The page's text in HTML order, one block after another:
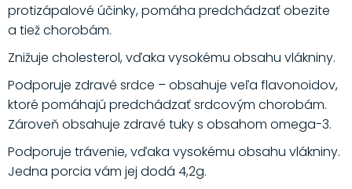
protizápalové účinky, pomáha predchádzať obezite
a tiež chorobám.
Znižuje cholesterol, vďaka vysokému obsahu vlákniny.
Podporuje zdravé srdce – obsahuje veľa flavonoidov,
ktoré pomáhajú predchádzať srdcovým chorobám.
Zároveň obsahuje zdravé tuky s obsahom omega-3.
Podporuje trávenie, vďaka vysokému obsahu vlákniny.
Jedna porcia vám jej dodá 4,2g.